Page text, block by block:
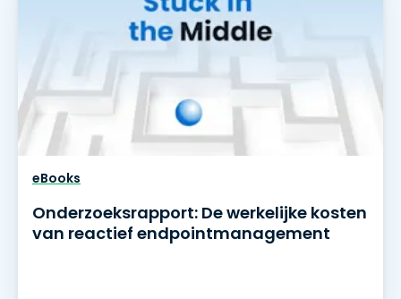
eBooks
Onderzoeksrapport: De werkelijke kosten
van reactief endpointmanagement